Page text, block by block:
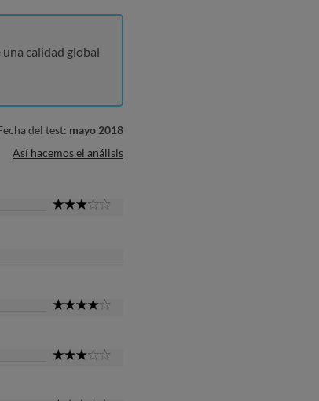
calidad global
del test: mayo 2018
Así hacemos el análisis